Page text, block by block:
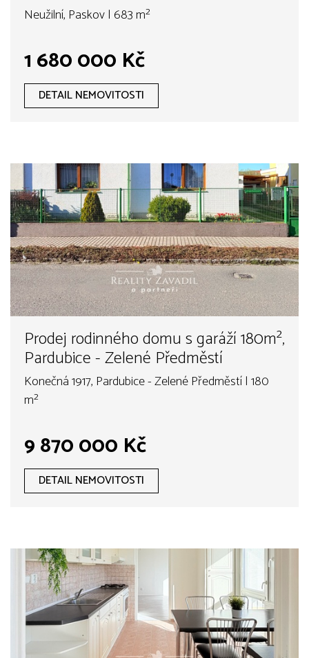
Neužilní, Paskov | 683 m²
1 680 000 Kč
DETAIL NEMOVITOSTI
Prodej rodinného domu s garáží 180m²,
Pardubice - Zelené Předměstí
Konečná 1917, Pardubice - Zelené Předměstí | 180
m²
9 870 000 Kč
DETAIL NEMOVITOSTI